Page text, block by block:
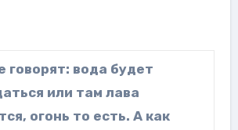
говорят: вода будет
или там лава
огонь то есть. А как